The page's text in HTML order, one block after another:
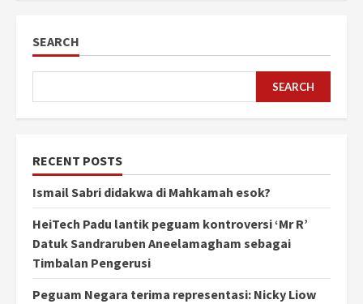
SEARCH
SEARCH
RECENT POSTS
Ismail Sabri didakwa di Mahkamah esok?
HeiTech Padu lantik peguam kontroversi ‘Mr R’
Datuk Sandraruben Aneelamagham sebagai
Timbalan Pengerusi
Peguam Negara terima representasi: Nicky Liow